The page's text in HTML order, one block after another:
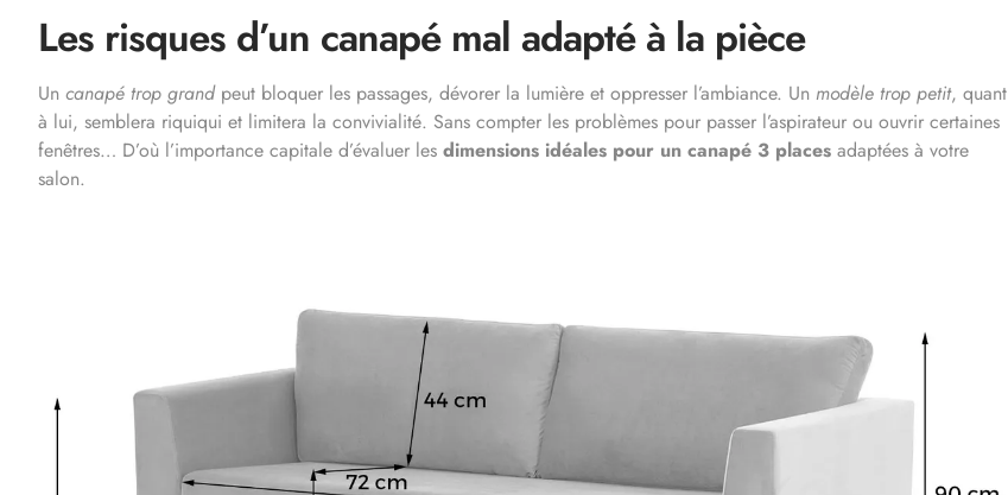
Les risques d’un canapé mal adapté à la pièce
Un canapé trop grandpeut bloquer les passages, dévorer la lumière et oppresser l’ambiance. Un modèle trop petit, quant
à lui, semblera riquiqui et limitera la convivialité. Sans compter les problèmes pour passer l’aspirateur ou ouvrir certaines
fenêtres… D’où l’importance capitale d’évaluer les dimensions idéales pour un canapé 3 places adaptées à votre
salon.